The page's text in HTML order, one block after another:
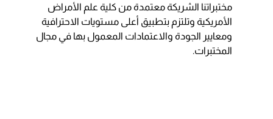
مختبراتنا الشريكة معتمدة من كلية علم الأمراض
الأمريكية وتلتزم بتطبيق أعلى مستويات الاحترافية
ومعايير الجودة والاعتمادات المعمول بها في مجال
المختبرات.